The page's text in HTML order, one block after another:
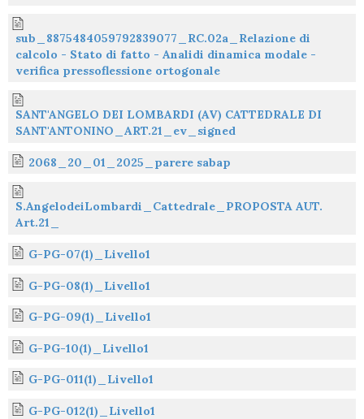
sub_8875484059792839077_RC.02a_Relazione di
calcolo - Stato di fatto - Analidi dinamica modale -
verifica pressoflessione ortogonale
SANT'ANGELO DEI LOMBARDI (AV) CATTEDRALE DI
SANT'ANTONINO_ART.21_ev_signed
2068_20_01_2025_parere sabap
S.AngelodeiLombardi_Cattedrale_PROPOSTA AUT.
Art.21_
G-PG-07(1)_Livello1
G-PG-08(1)_Livello1
G-PG-09(1)_Livello1
G-PG-10(1)_Livello1
G-PG-011(1)_Livello1
G-PG-012(1)_Livello1